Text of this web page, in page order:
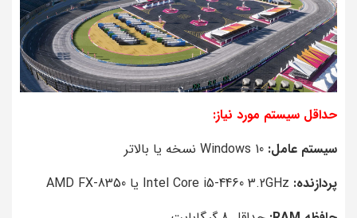
حداقل سیستم مورد نیاز:
سیستم عامل:
پردازنده: